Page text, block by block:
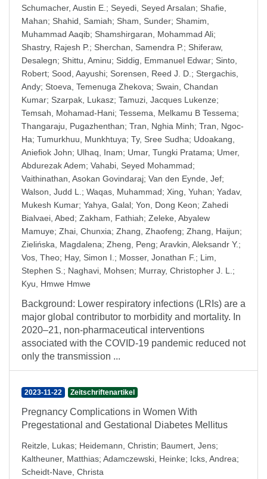
Schumacher, Austin E. ; Seyedi, Seyed Arsalan; Shafie,
Mahan; Shahid, Samiah; Sham, Sunder; Shamim,
Muhammad Aaqib; Shamshirgaran, Mohammad Ali;
Shastry, Rajesh P.; Sherchan, Samendra P.; Shiferaw,
Desalegn; Shittu, Aminu; Siddig, Emmanuel Edwar; Sinto,
Robert; Sood, Aayushi; Sorensen, Reed J. D. ; Stergachis,
Andy; Stoeva, Temenuga Zhekova; Swain, Chandan
Kumar; Szarpak, Lukasz; Tamuzi, Jacques Lukenze;
Temsah, Mohamad-Hani; Tessema, Melkamu B Tessema;
Thangaraju, Pugazhenthan; Tran, Nghia Minh; Tran, Ngoc-
Ha; Tumurkhuu, Munkhtuya; Ty, Sree Sudha; Udoakang,
Aniefiok John; Ulhaq, Inam; Umar, Tungki Pratama; Umer,
Abdurezak Adem; Vahabi, Seyed Mohammad;
Vaithinathan, Asokan Govindaraj; Van den Eynde, Jef;
Walson, Judd L. ; Waqas, Muhammad; Xing, Yuhan; Yadav,
Mukesh Kumar; Yahya, Galal; Yon, Dong Keon; Zahedi
Bialvaei, Abed; Zakham, Fathiah; Zeleke, Abyalew
Mamuye; Zhai, Chunxia; Zhang, Zhaofeng; Zhang, Haijun;
Zielińska, Magdalena; Zheng, Peng; Aravkin, Aleksandr Y.;
Vos, Theo; Hay, Simon I. ; Mosser, Jonathan F. ; Lim,
Stephen S. ; Naghavi, Mohsen; Murray, Christopher J. L. ;
Kyu, Hmwe Hmwe
Background: Lower respiratory infections (LRIs) are a
major global contributor to morbidity and mortality. In
2020–21, non-pharmaceutical interventions
associated with the COVID-19 pandemic reduced not
only the transmission ...
2023-11-22 Zeitschriftenartikel
Pregnancy Complications in Women With
Pregestational and Gestational Diabetes Mellitus
Reitzle, Lukas; Heidemann, Christin; Baumert, Jens;
Kaltheuner, Matthias; Adamczewski, Heinke; Icks, Andrea;
Scheidt-Nave, Christa